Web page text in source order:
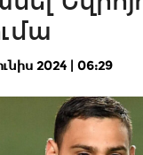
2024 | 06:29